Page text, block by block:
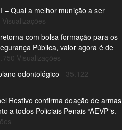
– Qual a melhor munição a ser
com bolsa formação para os
Pública, valor agora é de
Visualizações
odontológico - 35.122
Restivo confirma doação de armas
a todos Policiais Penais “AEVP”s. -